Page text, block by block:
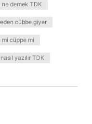
ne demek TDK
cübbe giyer
cüppe mi
yazılır TDK